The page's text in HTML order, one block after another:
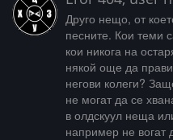
Друго нещо, от
песните. Кои теми
кои никога на
някой още да
негови колеги?
не могат да се
в олдскуул неща
например не вогат